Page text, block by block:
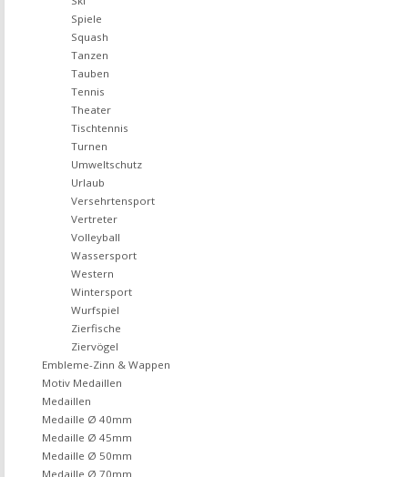
Spiele
Squash
Tanzen
Tauben
Tennis
Theater
Tischtennis
Turnen
Umweltschutz
Urlaub
Versehrtensport
Vertreter
Volleyball
Wassersport
Western
Wintersport
Wurfspiel
Zierfische
Ziervögel
Embleme-Zinn & Wappen
Motiv Medaillen
Medaillen
Medaille Ø 40mm
Medaille Ø 45mm
Medaille Ø 50mm
Medaille Ø 70mm